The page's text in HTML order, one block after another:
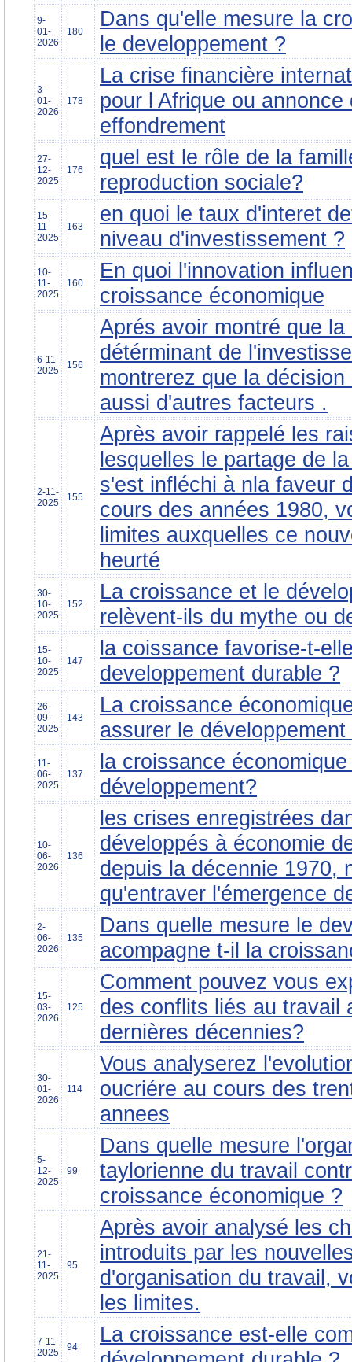
9-
01-
2026
180
Dans qu'elle mesure la
le developpement ?
3-
01-
2026
178
La crise financière
pour l Afrique ou annonce
effondrement
27-
12-
2025
176
quel est le rôle de la
reproduction sociale?
15-
11-
2025
163
en quoi le taux d'interet
niveau d'investissement ?
10-
11-
2025
160
En quoi l'innovation
croissance économique
6-11-
2025
156
Aprés avoir montré que
détérminant de
montrerez que la
aussi d'autres facteurs .
2-11-
2025
155
Après avoir rappelé les
lesquelles le partage de
s'est infléchi à nla faveur
cours des années 1980,
limites auxquelles ce
heurté
30-
10-
2025
152
La croissance et le
relèvent-ils du mythe ou
15-
10-
2025
147
la coissance favorise-t-
developpement durable ?
26-
09-
2025
143
La croissance
assurer le
11-
06-
2025
137
la croissance
développement?
10-
06-
2026
136
les crises enregistrées
développés à économie
depuis la décennie 1970,
qu'entraver l'émergence
2-
06-
2026
135
Dans quelle mesure le
acompagne t-il la
15-
03-
2026
125
Comment pouvez vous
des conflits liés au travail
dernières décennies?
30-
01-
2026
114
Vous analyserez
oucriére au cours des
annees
5-
12-
2025
99
Dans quelle mesure
taylorienne du travail
croissance économique ?
21-
11-
2025
95
Après avoir analysé les
introduits par les
d'organisation du travail,
les limites.
7-11-
2025
94
La croissance est-elle